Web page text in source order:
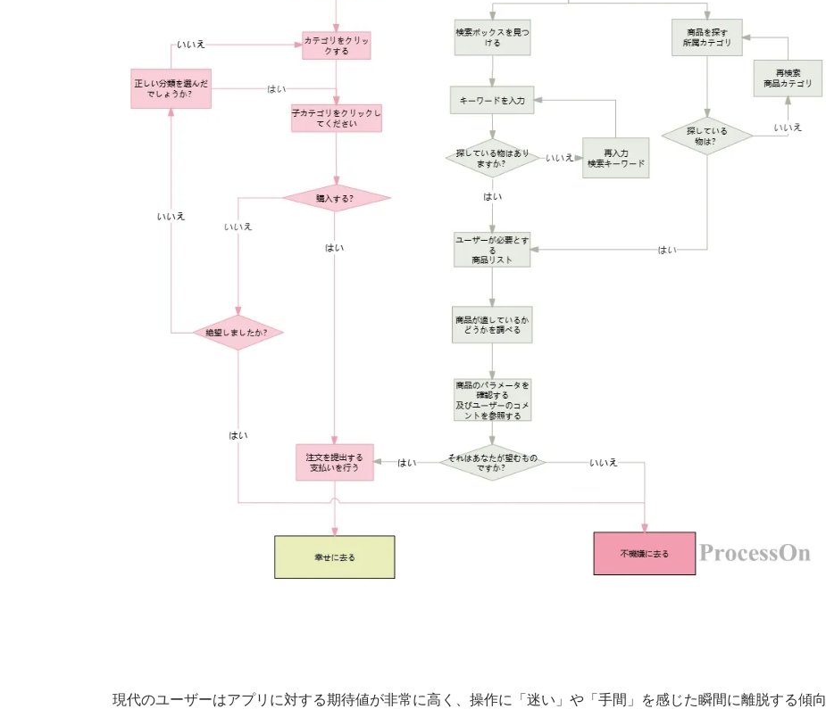
現代のユーザーはアプリに対する期待値が非常に高く、操作に「迷い」や「手間」を感じた瞬間に離脱する傾向